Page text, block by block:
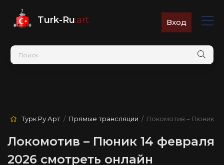
Turk-Ru.art Вход
Турк Ру Арт / Прямые трансляции / Локомотив – Пюник
Локомотив – Пюник 14 февраля
2026 смотреть онлайн